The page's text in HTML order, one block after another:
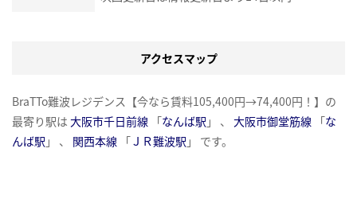
アクセスマップ
BraTTo難波レジデンス【今なら賃料105,400円→74,400円！】の
最寄り駅は 大阪市千日前線 「なんば駅 」 、 大阪市御堂筋線 「な
んば駅 」 、 関西本線 「ＪＲ難波駅 」 です。